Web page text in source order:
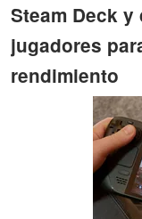
Steam Deck
jugadores
rendimiento